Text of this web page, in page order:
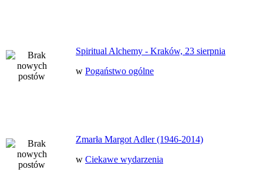
Spiritual Alchemy - Kraków, 23 sierpnia
w Pogaństwo ogólne
Zmarła Margot Adler (1946-2014)
w Ciekawe wydarzenia